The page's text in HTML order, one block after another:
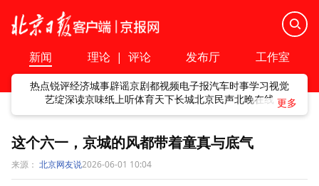
新闻 理论 | 评论 发布厅 工作室
热点锐评经济城事辟谣京剧都视频电子报汽车时事学习视觉
艺绽深读京味纸上听体育天下长城北京民声北晚在线
这个六一，京城的风都带着童真与底气
来源： 北京网友说2026-06-01 10:04